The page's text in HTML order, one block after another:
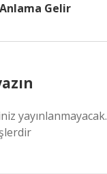
Gelir
yayınlanmayacak.